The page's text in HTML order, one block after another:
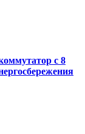
с 8